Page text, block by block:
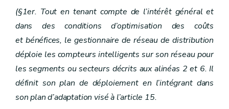
Art. 8
Art. 9
Art. 10
Chapitre III
Gestion des réseaux
Art. 11
Art. 12
Art. 13
Art. 14
Art. 15
Art. 16
Chapitre III Gestion des réseaux
(§1er. Tout en tenant compte de l’intérêt général et
dans des conditions d’optimisation des coûts
et bénéfices, le gestionnaire de réseau de distribution
déploie les compteurs intelligents sur son réseau pour
les segments ou secteurs décrits aux alinéas 2 et 6. Il
définit son plan de déploiement en l’intégrant dans
son plan d’adaptation visé à l’article 15.